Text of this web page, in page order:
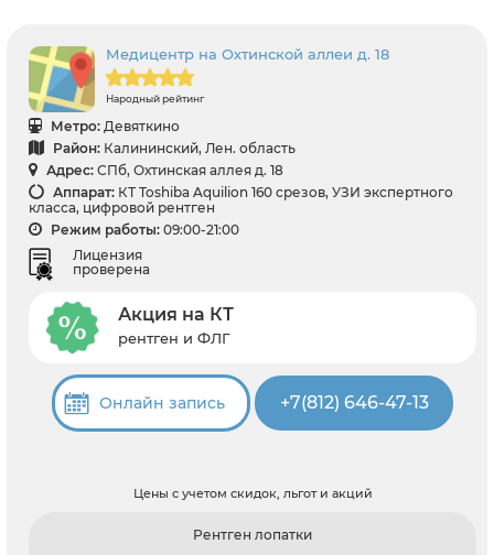
Медицентр на Охтинской аллеи д. 18
Народный рейтинг
Метро: Девяткино
Район: Калининский, Лен. область
Адрес: СПб, Охтинская аллея д. 18
Аппарат: КТ Toshiba Aquilion 160 срезов, УЗИ экспертного
класса, цифровой рентген
Режим работы: 09:00-21:00
Лицензия
проверена
Акция на КТ
рентген и ФЛГ
Онлайн запись +7(812) 646-47-13
Цены с учетом скидок, льгот и акций
Рентген лопатки